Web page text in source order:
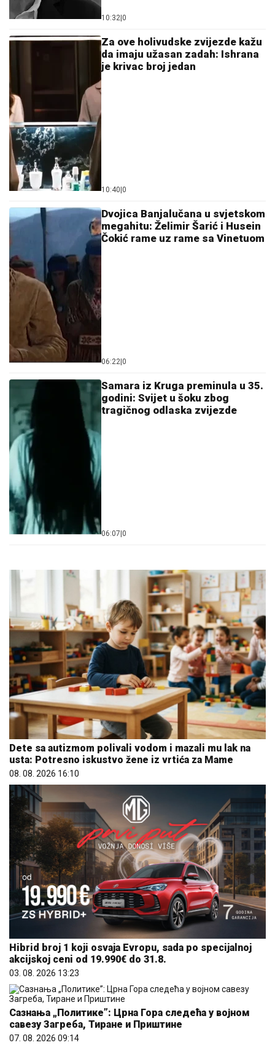
10:32 0
Za ove holivudske zvijezde kažu
da imaju užasan zadah: Ishrana
je krivac broj jedan
10:40 0
Dvojica Banjalučana u svjetskom
megahitu: Želimir Šarić i Husein
Čokić rame uz rame sa Vinetuom
06:22 0
Samara iz Kruga preminula u 35.
godini: Svijet u šoku zbog
tragičnog odlaska zvijezde
06:07 0
Dete sa autizmom polivali vodom i mazali mu lak na
usta: Potresno iskustvo žene iz vrtića za Mame
08. 08. 2026 16:10
Hibrid broj 1 koji osvaja Evropu, sada po specijalnoj
akcijskoj ceni od 19.990€ do 31.8.
03. 08. 2026 13:23
Сазнања „Политике”: Црна Гора следећа у војном
савезу Загреба, Тиране и Приштине
07. 08. 2026 09:14